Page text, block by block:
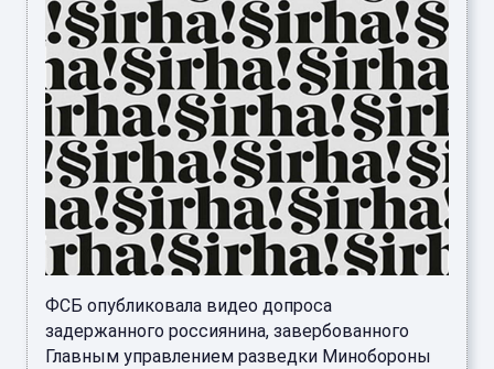
ФСБ опубликовала видео допроса
задержанного россиянина, завербованного
Главным управлением разведки Минобороны